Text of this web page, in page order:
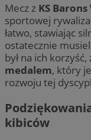
Mecz z KS
sportowej
łatwo, stawiając
ostatecznie
był na ich
medalem, który
rozwoju tej
kibiców